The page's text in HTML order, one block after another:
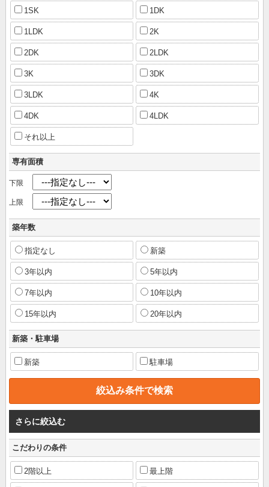
1SK 1DK
1LDK 2K
2DK 2LDK
3K 3DK
3LDK 4K
4DK 4LDK
それ以上
専有面積
下限
上限
築年数
指定なし 新築
3年以内 5年以内
7年以内 10年以内
15年以内 20年以内
新築・駐車場
新築 駐車場
さらに絞込む
こだわりの条件
2階以上 最上階